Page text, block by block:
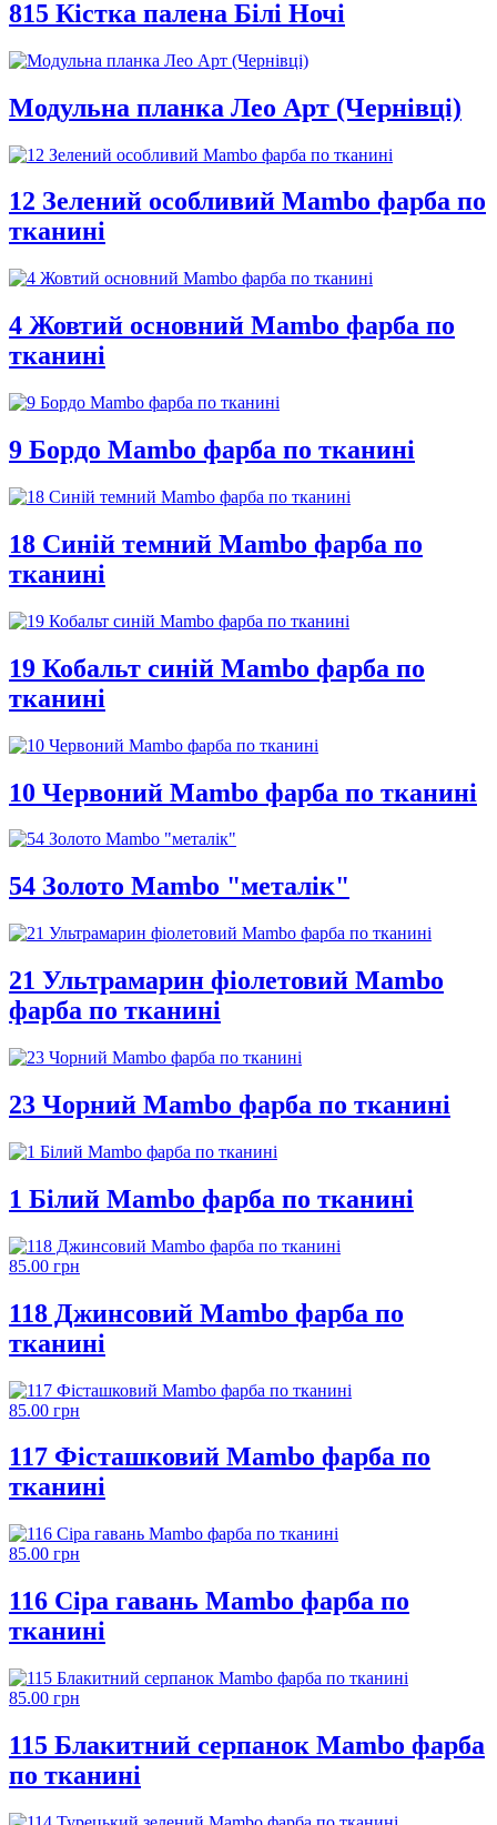
815 Кістка палена Білі Ночі
Модульна планка Лео Арт (Чернівці)
12 Зелений особливий Mambo фарба по
тканині
4 Жовтий основний Mambo фарба по
тканині
9 Бордо Mambo фарба по тканині
18 Синій темний Mambo фарба по
тканині
19 Кобальт синій Mambo фарба по
тканині
10 Червоний Mambo фарба по тканині
54 Золото Mambo "металік"
21 Ультрамарин фіолетовий Mambo
фарба по тканині
23 Чорний Mambo фарба по тканині
1 Білий Mambo фарба по тканині
85.00 грн
118 Джинсовий Mambo фарба по
тканині
85.00 грн
117 Фісташковий Mambo фарба по
тканині
85.00 грн
116 Сіра гавань Mambo фарба по
тканині
85.00 грн
115 Блакитний серпанок Mambo фарба
по тканині